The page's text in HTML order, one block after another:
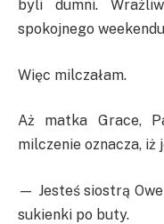
byli dumni.
spokojnego
Więc milczałam.
Aż matka Grace,
milczenie oznacza, iż
— Jesteś siostrą
sukienki po buty.